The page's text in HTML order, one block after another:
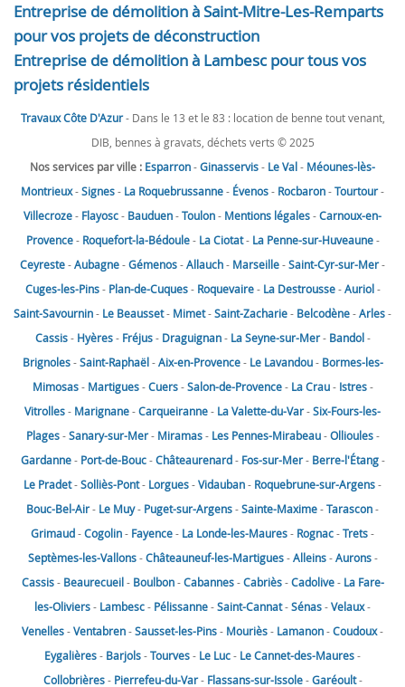
Entreprise de démolition à Saint-Mitre-Les-Remparts
pour vos projets de déconstruction
Entreprise de démolition à Lambesc pour tous vos
projets résidentiels
Travaux Côte D'Azur- Dans le 13 et le 83 : location de benne tout venant,
DIB, bennes à gravats, déchets verts © 2025
Nos services par ville : Esparron-Ginasservis- Le Val- Méounes-lès-
Montrieux-Signes- La Roquebrussanne- Évenos- Rocbaron-Tourtour-
Villecroze- Flayosc- Bauduen-Toulon- Mentions légales-Carnoux-en-
Provence- Roquefort-la-Bédoule- La Ciotat- La Penne-sur-Huveaune-
Ceyreste-Aubagne-Gémenos-Allauch- Marseille-Saint-Cyr-sur-Mer-
Cuges-les-Pins- Plan-de-Cuques- Roquevaire- La Destrousse-Auriol-
Saint-Savournin- Le Beausset- Mimet-Saint-Zacharie- Belcodène-Arles-
Cassis- Hyères- Fréjus- Draguignan- La Seyne-sur-Mer- Bandol-
Brignoles-Saint-Raphaël-Aix-en-Provence- Le Lavandou- Bormes-les-
Mimosas- Martigues-Cuers-Salon-de-Provence- La Crau- Istres-
Vitrolles- Marignane-Carqueiranne- La Valette-du-Var-Six-Fours-les-
Plages-Sanary-sur-Mer- Miramas- Les Pennes-Mirabeau-Ollioules-
Gardanne- Port-de-Bouc-Châteaurenard- Fos-sur-Mer- Berre-l'Étang-
Le Pradet-Solliès-Pont- Lorgues-Vidauban- Roquebrune-sur-Argens-
Bouc-Bel-Air- Le Muy- Puget-sur-Argens-Sainte-Maxime-Tarascon-
Grimaud-Cogolin- Fayence- La Londe-les-Maures- Rognac-Trets-
Septèmes-les-Vallons-Châteauneuf-les-Martigues-Alleins-Aurons-
Cassis- Beaurecueil- Boulbon-Cabannes-Cabriès-Cadolive- La Fare-
les-Oliviers- Lambesc- Pélissanne-Saint-Cannat-Sénas-Velaux-
Venelles-Ventabren-Sausset-les-Pins- Mouriès- Lamanon-Coudoux-
Eygalières- Barjols-Tourves- Le Luc- Le Cannet-des-Maures-
Collobrières- Pierrefeu-du-Var- Flassans-sur-Issole-Garéoult-